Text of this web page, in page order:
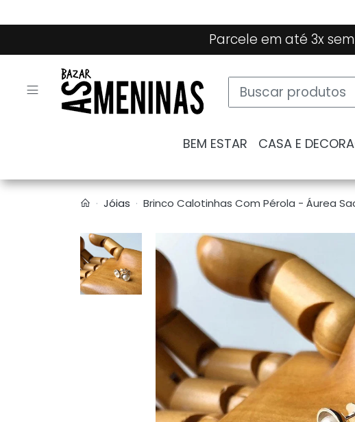
Parcele em até 3x sem
BEM ESTAR CASA E
Jóias Brinco Calotinhas Com Pérola - Áurea